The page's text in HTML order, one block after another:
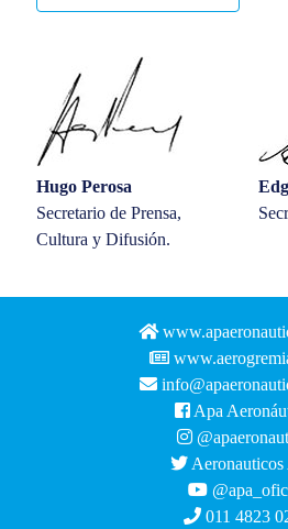
Hugo Perosa
Secretario de Prensa,
Cultura y Difusión.
Apa
Aeronauticos
011 4823